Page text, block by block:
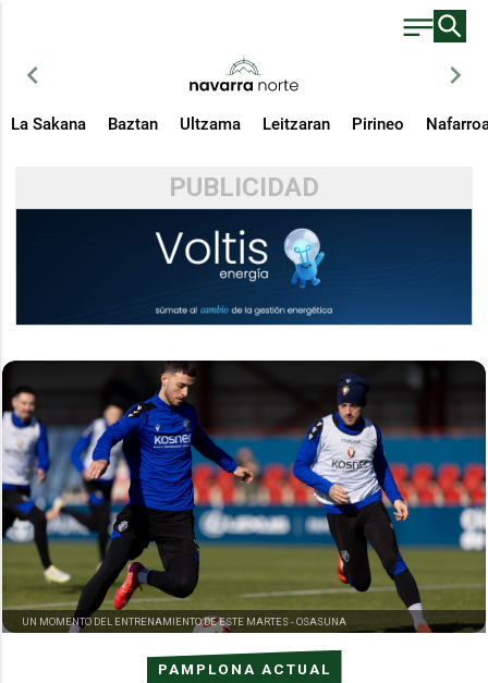
chevron_left chevron_right
La Sakana Baztan Ultzama Leitzaran Pirineo
PUBLICIDAD
PAMPLONA ACTUAL
UN MOMENTO DEL ENTRENAMIENTO DE ESTE MARTES -OSASUNA